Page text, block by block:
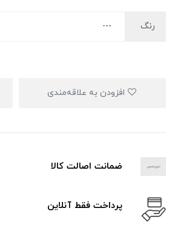
رنگ
ضمانت اصالت کالا
پرداخت فقط آنلاین